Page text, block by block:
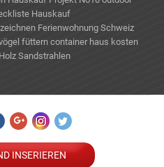
Hauskauf
Ferienwohnung Schweiz
fütterncontainer haus kosten
Holz Sandstrahlen
INSERIEREN